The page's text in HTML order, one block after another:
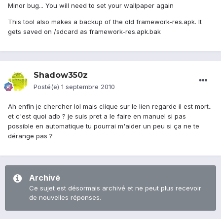
Minor bug... You will need to set your wallpaper again
This tool also makes a backup of the old framework-res.apk. It
gets saved on /sdcard as framework-res.apk.bak
Shadow350z
Posté(e) 1 septembre 2010
Ah enfin je chercher lol mais clique sur le lien regarde il est mort..
et c'est quoi adb ? je suis pret a le faire en manuel si pas
possible en automatique tu pourrai m'aider un peu si ça ne te
dérange pas ?
Archivé
Ce sujet est désormais archivé et ne peut plus recevoir
de nouvelles réponses.